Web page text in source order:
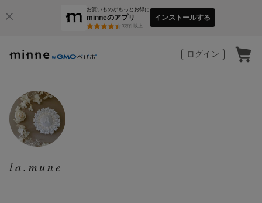
お買いものがもっとお得に
minneのアプリ
3万件以上
インストールする
ログイン
la.mune